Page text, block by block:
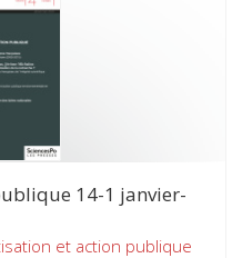
14-1 janvier-
et action publique